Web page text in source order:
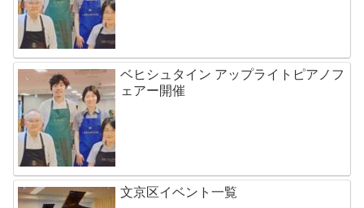
ベヒシュタイン アップライトピアノフ
ェアー開催
文京区イベント一覧